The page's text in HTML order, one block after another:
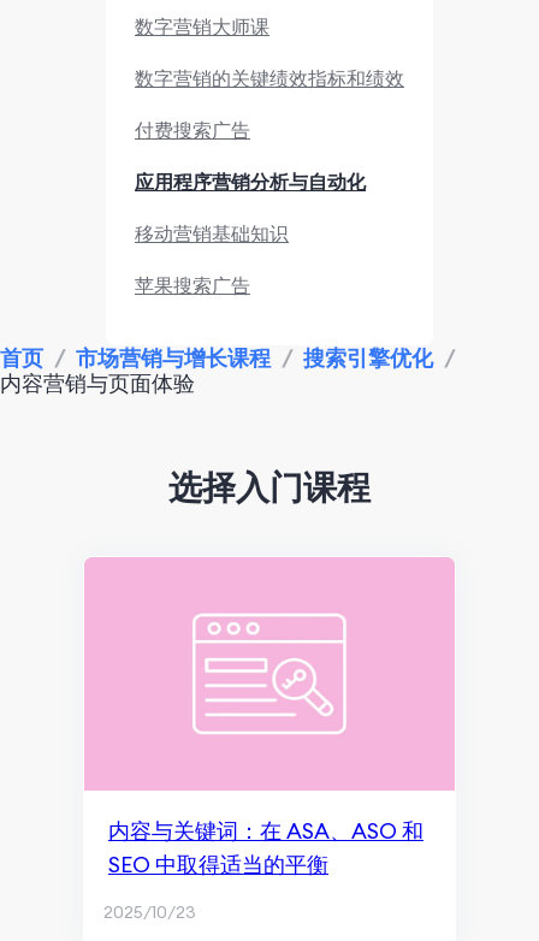
数字营销大师课
数字营销的关键绩效指标和绩效
付费搜索广告
应用程序营销分析与自动化
移动营销基础知识
苹果搜索广告
应用营销绩效
搜索引擎优化
内容营销与页面体验
搜索排名和展现
内容营销
ChatGPT与AI内容生成
首页 / 市场营销与增长课程 / 搜索引擎优化 /
内容营销与页面体验
选择入门课程
内容与关键词：在 ASA、ASO 和
SEO 中取得适当的平衡
2025/10/23